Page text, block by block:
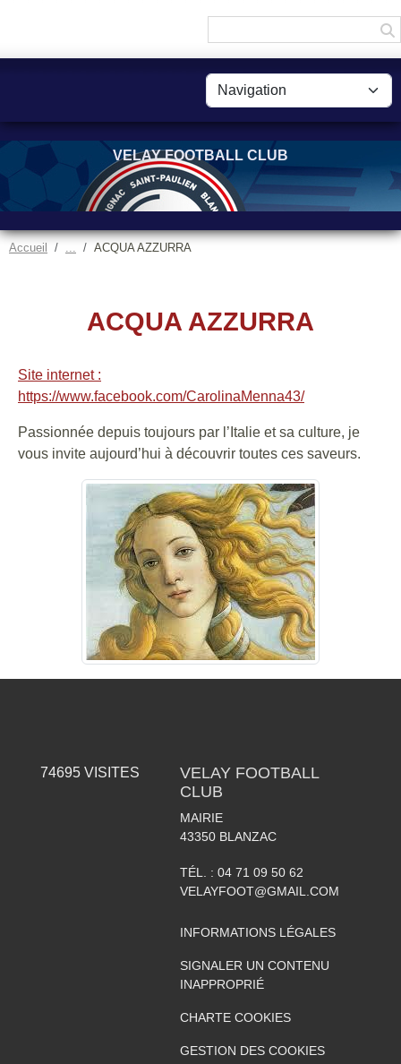
VELAY FOOTBALL CLUB
Accueil ACQUA AZZURRA
ACQUA AZZURRA
Site internet :
https://www.facebook.com/CarolinaMenna43/
Passionnée depuis toujours par l’Italie et sa culture, je
vous invite aujourd’hui à découvrir toutes ces saveurs.
74695VISITES
VELAY FOOTBALL
CLUB
MAIRIE
43350 BLANZAC
TÉL. : 04 71 09 50 62
VELAYFOOT@GMAIL.COM
INFORMATIONS LÉGALES
SIGNALER UN CONTENU
INAPPROPRIÉ
CHARTE COOKIES
GESTION DES COOKIES